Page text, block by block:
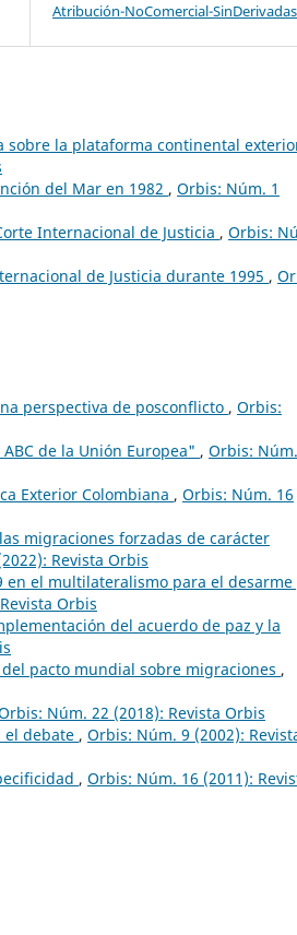
Atribución-NoComercial-
sobre la plataforma continental
del Mar en 1982 , Orbis: Núm. 1
Internacional de Justicia , Orbis:
de Justicia durante 1995 ,
perspectiva de posconflicto , Orbis:
de la Unión Europea" , Orbis:
Exterior Colombiana , Orbis: Núm. 16
migraciones forzadas de carácter
Revista Orbis
en el multilateralismo para el desarme
Orbis
del acuerdo de paz y la
pacto mundial sobre migraciones ,
Núm. 22 (2018): Revista Orbis
el debate , Orbis: Núm. 9 (2002):
, Orbis: Núm. 16 (2011):